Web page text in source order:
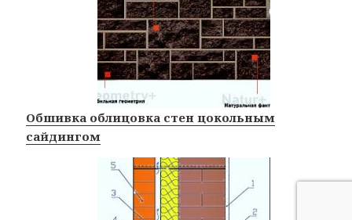
Обшивка облицовка стен цокольным
сайдингом